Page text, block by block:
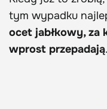
tym wypadku
ocet jabłkowy, za
wprost przepadają.